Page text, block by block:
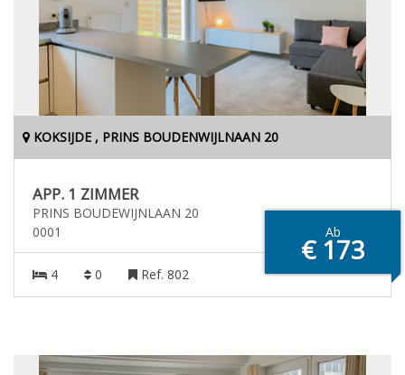
KOKSIJDE , PRINS BOUDENWIJLNAAN 20
APP. 1 ZIMMER
PRINS BOUDEWIJNLAAN 20
0001
Ab
€ 173
4 0 Ref. 802